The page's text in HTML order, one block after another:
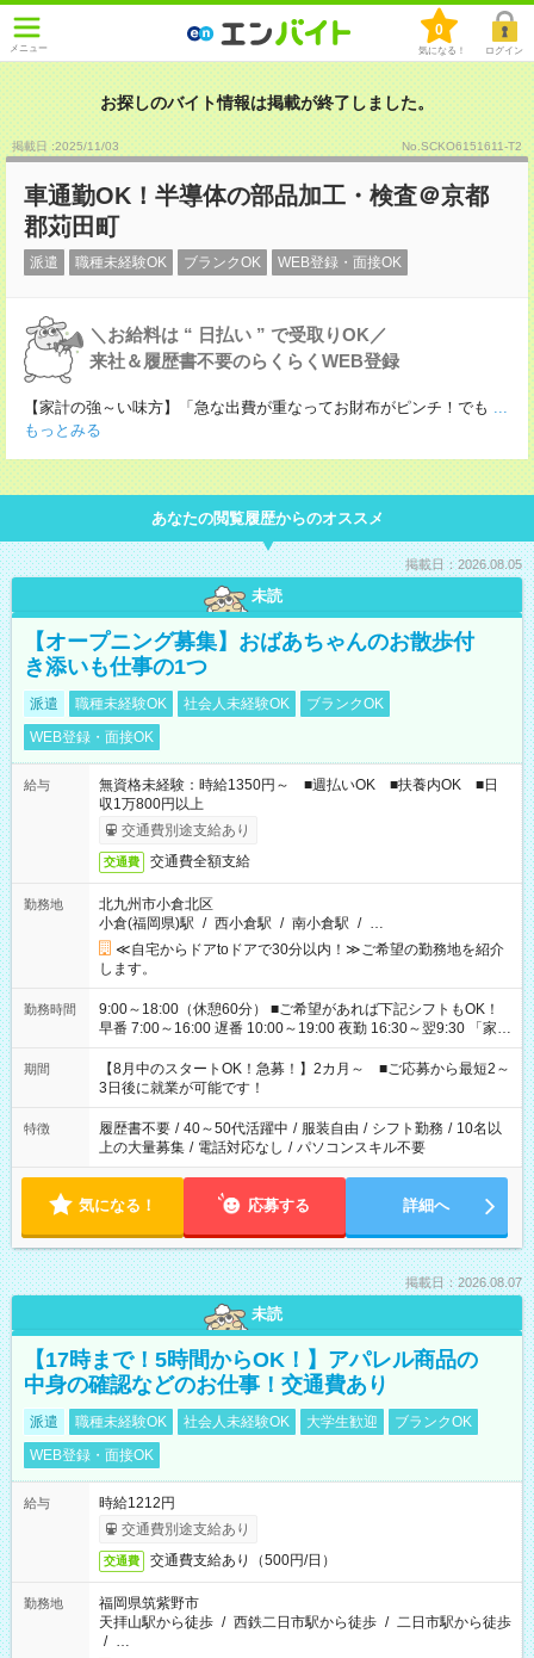
メニュー
0
気になる！ ログイン
お探しのバイト情報は掲載が終了しました。
掲載日 :2025/11/03 No.SCKO6151611-T2
車通勤OK！半導体の部品加工・検査＠京都
郡苅田町
派遣 職種未経験OK ブランクOK WEB登録・面接OK
＼お給料は “ 日払い ” で受取りOK／
来社＆履歴書不要のらくらくWEB登録
【家計の強～い味方】「急な出費が重なってお財布がピンチ！でも ...
もっとみる
あなたの閲覧履歴からのオススメ
掲載日：2026.08.05
未読
【オープニング募集】おばあちゃんのお散歩付
き添いも仕事の1つ
派遣 職種未経験OK 社会人未経験OK
ブランクOK
WEB登録・面接OK
給与
無資格未経験：時給1350円～ ■週払いOK ■扶養内OK ■日
収1万800円以上
交通費別途支給あり
交通費 交通費全額支給
勤務地
北九州市小倉北区
小倉(福岡県)駅 / 西小倉駅 / 南小倉駅 / …
≪自宅からドアtoドアで30分以内！≫ご希望の勤務地を紹介
します。
勤務時間
9:00～18:00（休憩60分） ■ご希望があれば下記シフトもOK！
早番 7:00～16:00 遅番 10:00～19:00 夜勤 16:30～翌9:30 「家族
と休みを合わせたい」 「余裕を持って夕飯の準備がしたい」
「できれば残業はしたくない」 など、ご希望を教えてください
ね。 ※Wワーク希望の方へ 今ご覧のお仕事で希望する勤務時間
と、もう1つのお仕事の勤務時間。 合計で週40時間を超える場
合は応募できません。
期間
【8月中のスタートOK！急募！】2カ月～ ■ご応募から最短2～
3日後に就業が可能です！
特徴 履歴書不要 / 40～50代活躍中 / 服装自由 / シフト勤務 / 10名以
上の大量募集 / 電話対応なし / パソコンスキル不要
気になる！ 応募する 詳細へ
掲載日：2026.08.07
未読
【17時まで！5時間からOK！】アパレル商品の
中身の確認などのお仕事！交通費あり
派遣 職種未経験OK 社会人未経験OK 大学生歓迎
ブランクOK
WEB登録・面接OK
給与
時給1212円
交通費別途支給あり
交通費 交通費支給あり（500円/日）
勤務地
福岡県筑紫野市
天拝山駅から徒歩 / 西鉄二日市駅から徒歩 / 二日市駅から徒歩
/ …